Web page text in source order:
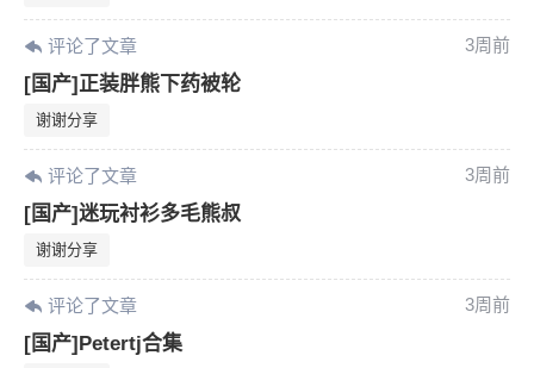
评论了文章 3周前
[国产]正装胖熊下药被轮
谢谢分享
评论了文章 3周前
[国产]迷玩衬衫多毛熊叔
谢谢分享
评论了文章 3周前
[国产]Petertj合集